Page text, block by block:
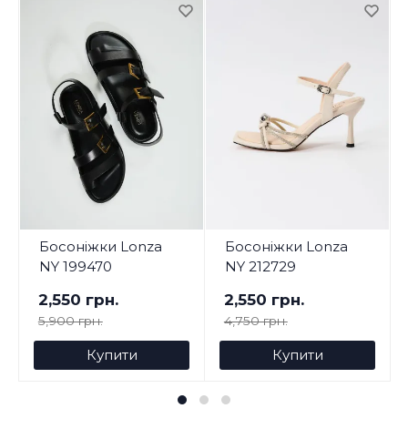
Босоніжки Lonza
NY 199470
2,550 грн.
5,900 грн.
Купити
Босоніжки Lonza
NY 212729
2,550 грн.
4,750 грн.
Купити